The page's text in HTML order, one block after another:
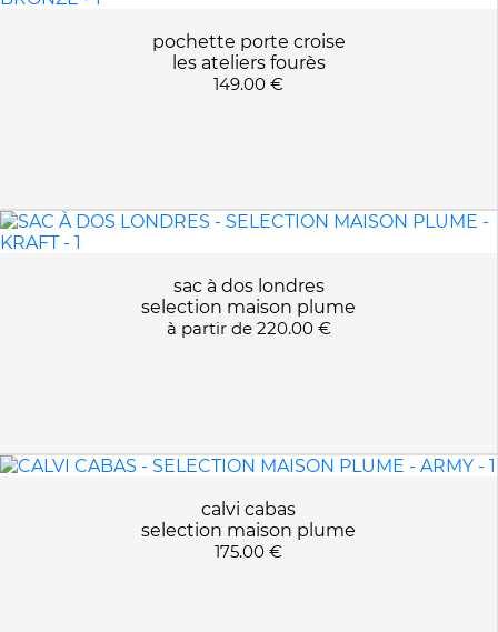
pochette porte croise
les ateliers fourès
149.00 €
sac à dos londres
selection maison plume
à partir de220.00 €
calvi cabas
selection maison plume
175.00 €